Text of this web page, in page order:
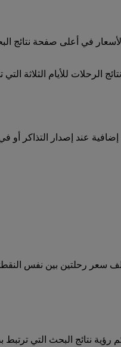
في أعلى صفحة نتائج
الرحلات للأيام الثلاثة
عند إصدار التذاكر أو في
سعر رحلتين بين نفس
نتائج البحث التي ترتبط